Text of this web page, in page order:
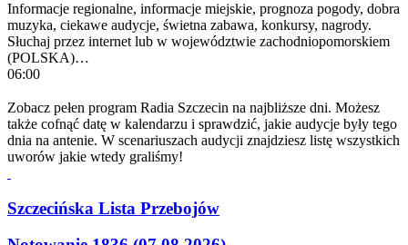
Informacje regionalne, informacje miejskie, prognoza pogody, dobra
muzyka, ciekawe audycje, świetna zabawa, konkursy, nagrody.
Słuchaj przez internet lub w województwie zachodniopomorskiem
(POLSKA)…
06:00
Zobacz pełen program Radia Szczecin na najbliższe dni. Możesz
także cofnąć datę w kalendarzu i sprawdzić, jakie audycje były tego
dnia na antenie. W scenariuszach audycji znajdziesz listę wszystkich
uworów jakie wtedy graliśmy!
Szczecińska Lista Przebojów